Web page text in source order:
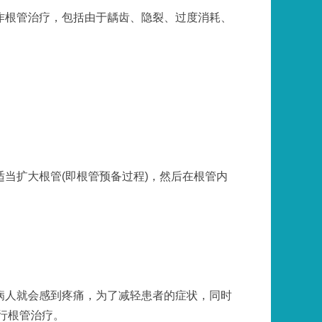
管治疗，包括由于龋齿、隐裂、过度消耗、
扩大根管(即根管预备过程)，然后在根管内
就会感到疼痛，为了减轻患者的症状，同时
管治疗。